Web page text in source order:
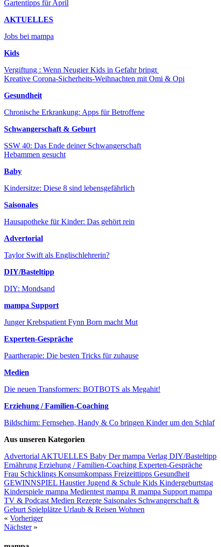
Gartentipps für April
AKTUELLES
Jobs bei mampa
Kids
Vergiftung : Wenn Neugier Kids in Gefahr bringt
Kreative Corona-Sicherheits-Weihnachten mit Omi & Opi
Gesundheit
Chronische Erkrankung: Apps für Betroffene
Schwangerschaft & Geburt
SSW 40: Das Ende deiner Schwangerschaft
Hebammen gesucht
Baby
Kindersitze: Diese 8 sind lebensgefährlich
Saisonales
Hausapotheke für Kinder: Das gehört rein
Advertorial
Taylor Swift als Englischlehrerin?
DIY/Basteltipp
DIY: Mondsand
mampa Support
Junger Krebspatient Fynn Born macht Mut
Experten-Gespräche
Paartherapie: Die besten Tricks für zuhause
Medien
Die neuen Transformers: BOTBOTS als Megahit!
Erziehung / Familien-Coaching
Bildschirm: Fernsehen, Handy & Co bringen Kinder um den Schlaf
Aus unseren Kategorien
Advertorial AKTUELLES Baby Der mampa Verlag DIY/Basteltipp
Ernährung Erziehung / Familien-Coaching Experten-Gespräche
Frau Schicklings Konsumkompass Freizeittipps Gesundheit
GEWINNSPIEL HaustierJugend & Schule Kids Kindergeburtstag
Kinderspiele mampa Medientest mampa R mampa Support mampa
TV & Podcast Medien Rezepte Saisonales Schwangerschaft &
Geburt Spielplätze Urlaub & Reisen Wohnen
« Vorheriger
Nächster»